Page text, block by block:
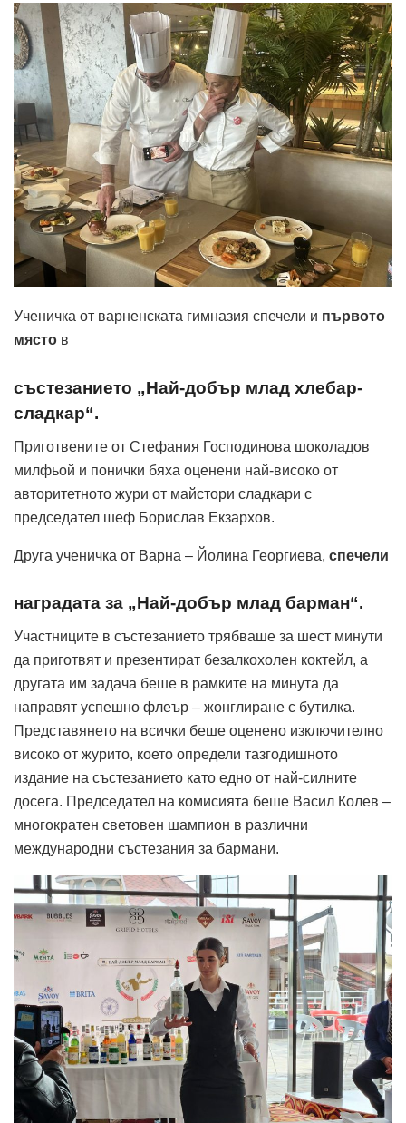
Ученичка от варненската гимназия спечели и първото
място в
състезанието „Най-добър млад хлебар-
сладкар“.
Приготвените от Стефания Господинова шоколадов
милфьой и понички бяха оценени най-високо от
авторитетното жури от майстори сладкари с
председател шеф Борислав Екзархов.
Друга ученичка от Варна – Йолина Георгиева, спечели
наградата за „Най-добър млад барман“.
Участниците в състезанието трябваше за шест минути
да приготвят и презентират безалкохолен коктейл, а
другата им задача беше в рамките на минута да
направят успешно флеър – жонглиране с бутилка.
Представянето на всички беше оценено изключително
високо от журито, което определи тазгодишното
издание на състезанието като едно от най-силните
досега. Председател на комисията беше Васил Колев –
многократен световен шампион в различни
международни състезания за бармани.